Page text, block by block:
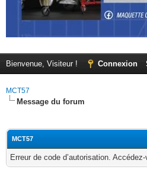
Bienvenue, Visiteur ! Connexion
MCT57
Message du forum
MCT57
Erreur de code d’autorisation.